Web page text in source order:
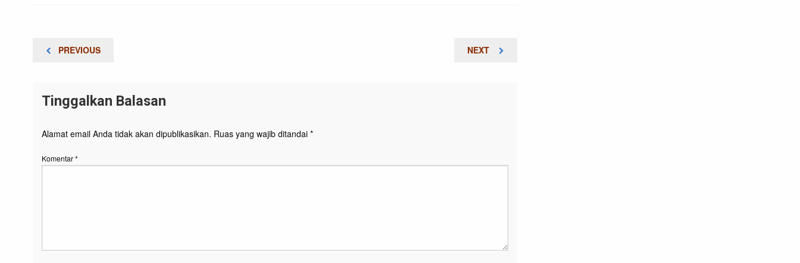
Navigasi
PREVIOUS
PREVIOUS
NEXT
NEXT
Tinggalkan Balasan
Alamat email Anda tidak akan dipublikasikan. Ruas yang wajib ditandai*
Komentar*